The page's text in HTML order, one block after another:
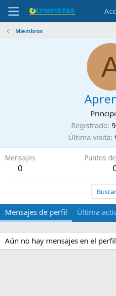
Miembros
Registrado
Última visita
Mensajes
0
Puntos
Buscar
Mensajes de perfil Última
Aún no hay mensajes en el